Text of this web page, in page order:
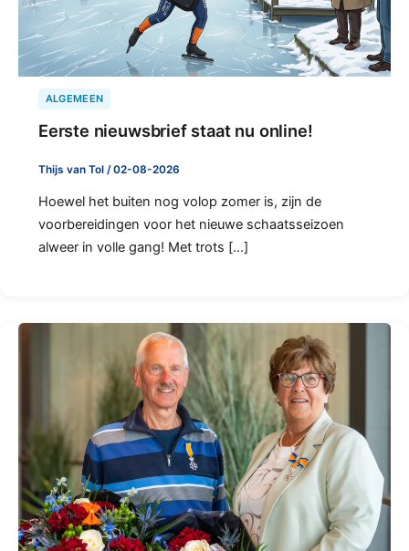
ALGEMEEN
Eerste nieuwsbrief staat nu online!
Thijs van Tol /02-08-2026
Hoewel het buiten nog volop zomer is, zijn de
voorbereidingen voor het nieuwe schaatsseizoen
alweer in volle gang! Met trots […]